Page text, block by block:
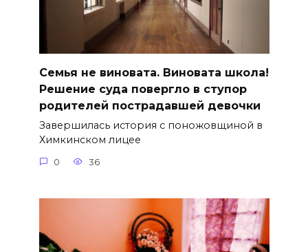
Семья не виновата. Виновата школа!
Решение суда повергло в ступор
родителей пострадавшей девочки
Завершилась история с поножовщиной в
Химкинском лицее
0 36